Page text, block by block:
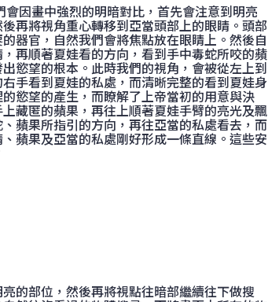
因畫中強烈的明暗對比，首先會注意到明亮
再將視角重心轉移到亞當頭部上的眼睛。頭部
器官，自然我們會將焦點放在眼睛上。然後自
再順著夏娃看的方向，看到手中毒蛇所咬的蘋
慾望的根本。此時我們的視角，會被從左上到
手看到夏娃的私處，而清晰完整的看到夏娃身
慾望的產生，而瞭解了上帝當初的用意與決
藏匿的蘋果，再往上順著夏娃手臂的亮光及飄
蘋果所指引的方向，再往亞當的私處看去，而
蘋果及亞當的私處剛好形成一條直線。這些安
的部位，然後再將視點往暗部繼續往下做搜